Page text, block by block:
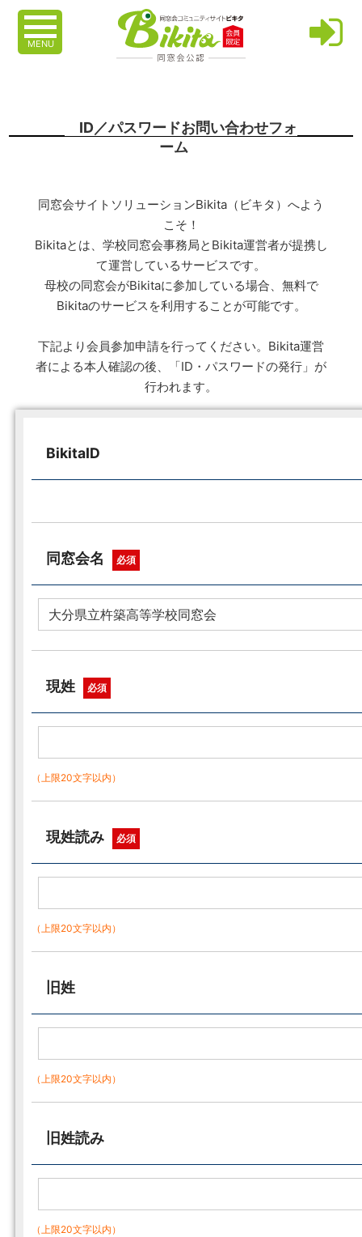
MENU
ID／パスワードお問い合わせフォ
ーム
同窓会サイトソリューションBikita（ビキタ）へよう
こそ！
Bikitaとは、学校同窓会事務局とBikita運営者が提携し
て運営しているサービスです。
母校の同窓会がBikitaに参加している場合、無料で
Bikitaのサービスを利用することが可能です。
下記より会員参加申請を行ってください。Bikita運営
者による本人確認の後、「ID・パスワードの発行」が
行われます。
BikitaID
同窓会名 必須
現姓 必須
（上限20文字以内）
現姓読み 必須
（上限20文字以内）
旧姓
（上限20文字以内）
旧姓読み
（上限20文字以内）